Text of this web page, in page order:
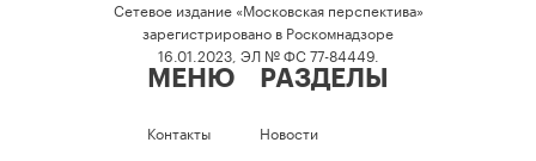
Сетевое издание «Московская перспектива»
зарегистрировано в Роскомнадзоре
16.01.2023, ЭЛ № ФС 77-84449.
МЕНЮ
Контакты
РАЗДЕЛЫ
Новости